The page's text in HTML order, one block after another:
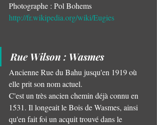
Photographe : Pol Bohems
http://fr.wikipedia.org/wiki/Eugies
Rue Wilson : Wasmes
Ancienne Rue du Bahu jusqu'en 1919 où
elle prit son nom actuel.
C'est un très ancien chemin déjà connu en
1531. Il longeait le Bois de Wasmes, ainsi
qu'en fait foi un acquit trouvé dans le